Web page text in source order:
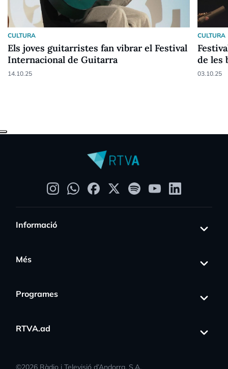
CULTURA
Els joves guitarristes fan vibrar el Festival
Internacional de Guitarra
14.10.25
CULTURA
de les
03.10.25
Informació
Més
Programes
RTVA.ad